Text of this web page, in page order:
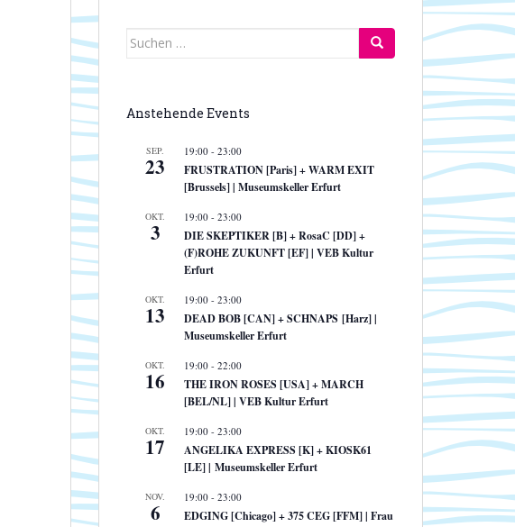
Suchen
Anstehende Events
SEP.
23
19:00 - 23:00
FRUSTRATION [Paris] + WARM EXIT
[Brussels] | Museumskeller Erfurt
OKT.
3
19:00 - 23:00
DIE SKEPTIKER [B] + RosaC [DD] +
(F)ROHE ZUKUNFT [EF] | VEB Kultur
Erfurt
OKT.
13
19:00 - 23:00
DEAD BOB [CAN] + SCHNAPS [Harz] |
Museumskeller Erfurt
OKT.
16
19:00 - 22:00
THE IRON ROSES [USA] + MARCH
[BEL/NL] | VEB Kultur Erfurt
OKT.
17
19:00 - 23:00
ANGELIKA EXPRESS [K] + KIOSK61
[LE] | Museumskeller Erfurt
NOV.
6
19:00 - 23:00
EDGING [Chicago] + 375 CEG [FFM] | Frau